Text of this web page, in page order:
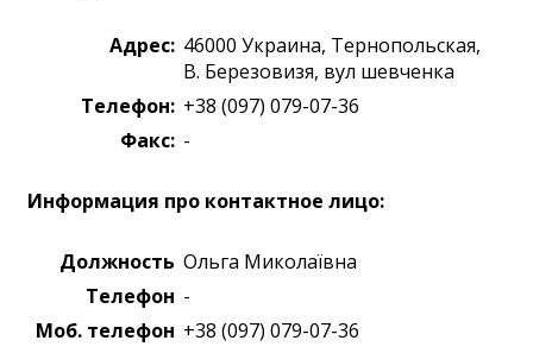
Адрес: 46000 Украина, Тернопольская,
B. Березовизя, вул шевченка
Телефон: +38 (097) 079-07-36
Факс: -
Информация про контактное лицо:
Должность Ольга Миколаївна
Телефон -
Моб. телефон +38 (097) 079-07-36